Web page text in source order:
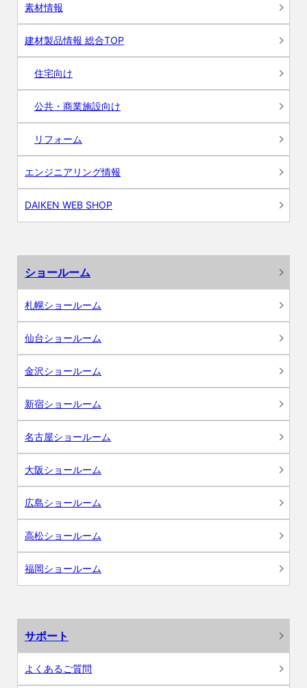
素材情報
建材製品情報 総合TOP
住宅向け
公共・商業施設向け
リフォーム
エンジニアリング情報
DAIKEN WEB SHOP
ショールーム
札幌ショールーム
仙台ショールーム
金沢ショールーム
新宿ショールーム
名古屋ショールーム
大阪ショールーム
広島ショールーム
高松ショールーム
福岡ショールーム
サポート
よくあるご質問